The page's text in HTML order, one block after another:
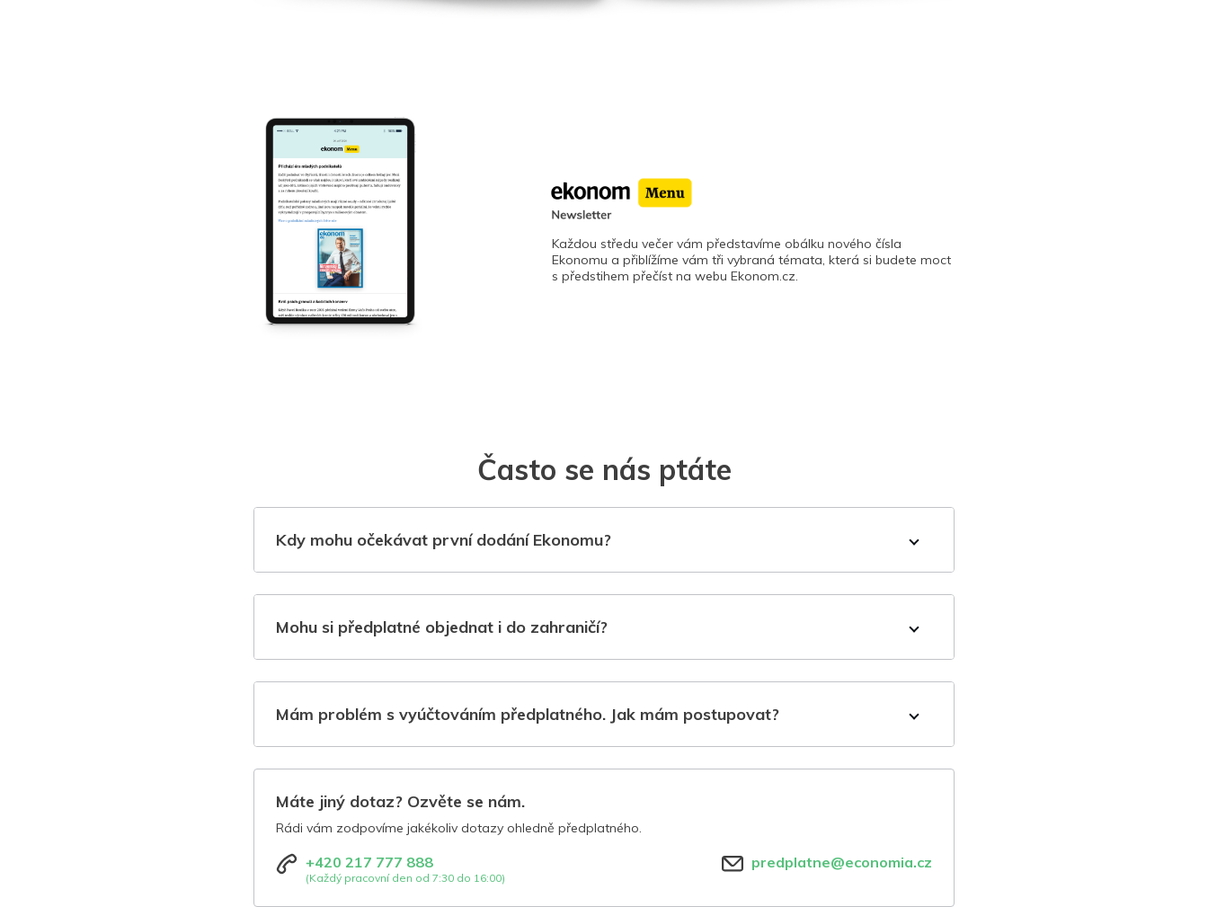
Každou středu večer vám představíme obálku nového čísla
Ekonomu a přiblížíme vám tři vybraná témata, která si budete moct
s předstihem přečíst na webu Ekonom.cz.
Často se nás ptáte
Kdy mohu očekávat první dodání Ekonomu?
Mohu si předplatné objednat i do zahraničí?
Mám problém s vyúčtováním předplatného. Jak mám postupovat?
Máte jiný dotaz? Ozvěte se nám.
Rádi vám zodpovíme jakékoliv dotazy ohledně předplatného.
+420 217 777 888
(Každý pracovní den od 7:30 do 16:00)
predplatne@economia.cz